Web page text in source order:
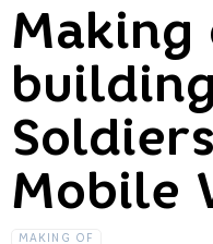
Making
Mobile
MAKING OF